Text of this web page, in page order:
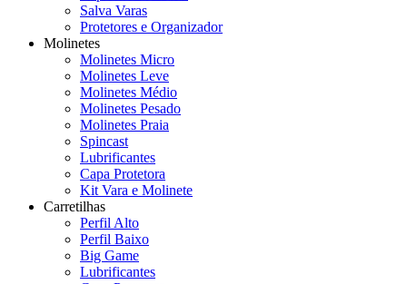
Salva Varas
Protetores e Organizador
Molinetes
Molinetes Micro
Molinetes Leve
Molinetes Médio
Molinetes Pesado
Molinetes Praia
Spincast
Lubrificantes
Capa Protetora
Kit Vara e Molinete
Carretilhas
Perfil Alto
Perfil Baixo
Big Game
Lubrificantes